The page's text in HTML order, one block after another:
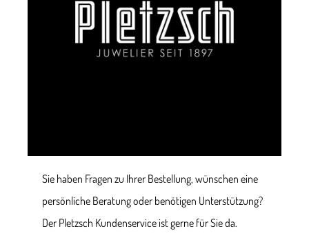
Sie haben Fragen zu Ihrer Bestellung, wünschen eine
persönliche Beratung oder benötigen Unterstützung?
Der Pletzsch Kundenservice ist gerne für Sie da.